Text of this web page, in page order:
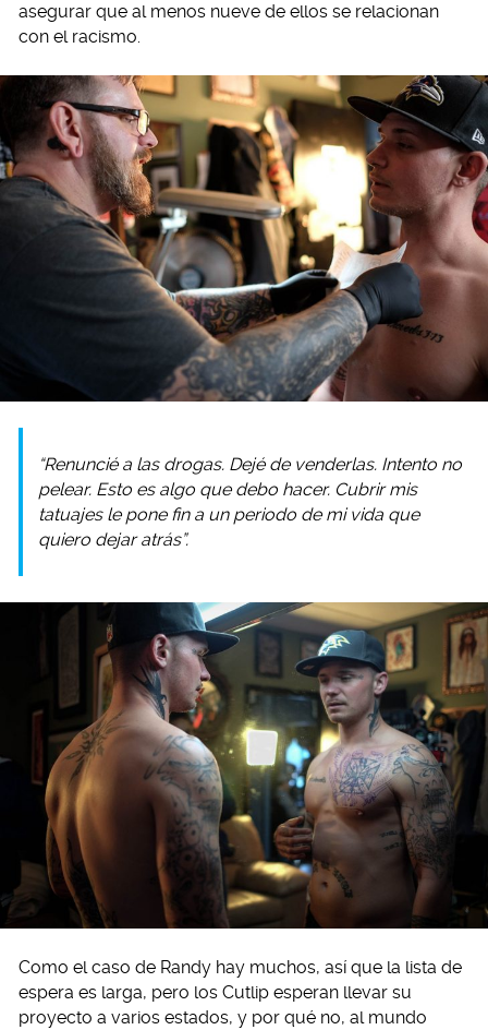
asegurar que al menos nueve de ellos se relacionan
con el racismo.
“Renuncié a las drogas. Dejé de venderlas. Intento no
pelear. Esto es algo que debo hacer. Cubrir mis
tatuajes le pone fin a un periodo de mi vida que
quiero dejar atrás”.
Como el caso de Randy hay muchos, así que la lista de
espera es larga, pero los Cutlip esperan llevar su
proyecto a varios estados, y por qué no, al mundo